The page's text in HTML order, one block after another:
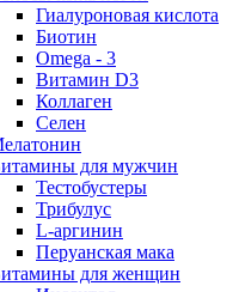
Гиалуроновая кислота
Биотин
Omega - 3
Витамин D3
Коллаген
Селен
для мужчин
Тестобустеры
Трибулус
L-аргинин
Перуанская мака
для женщин